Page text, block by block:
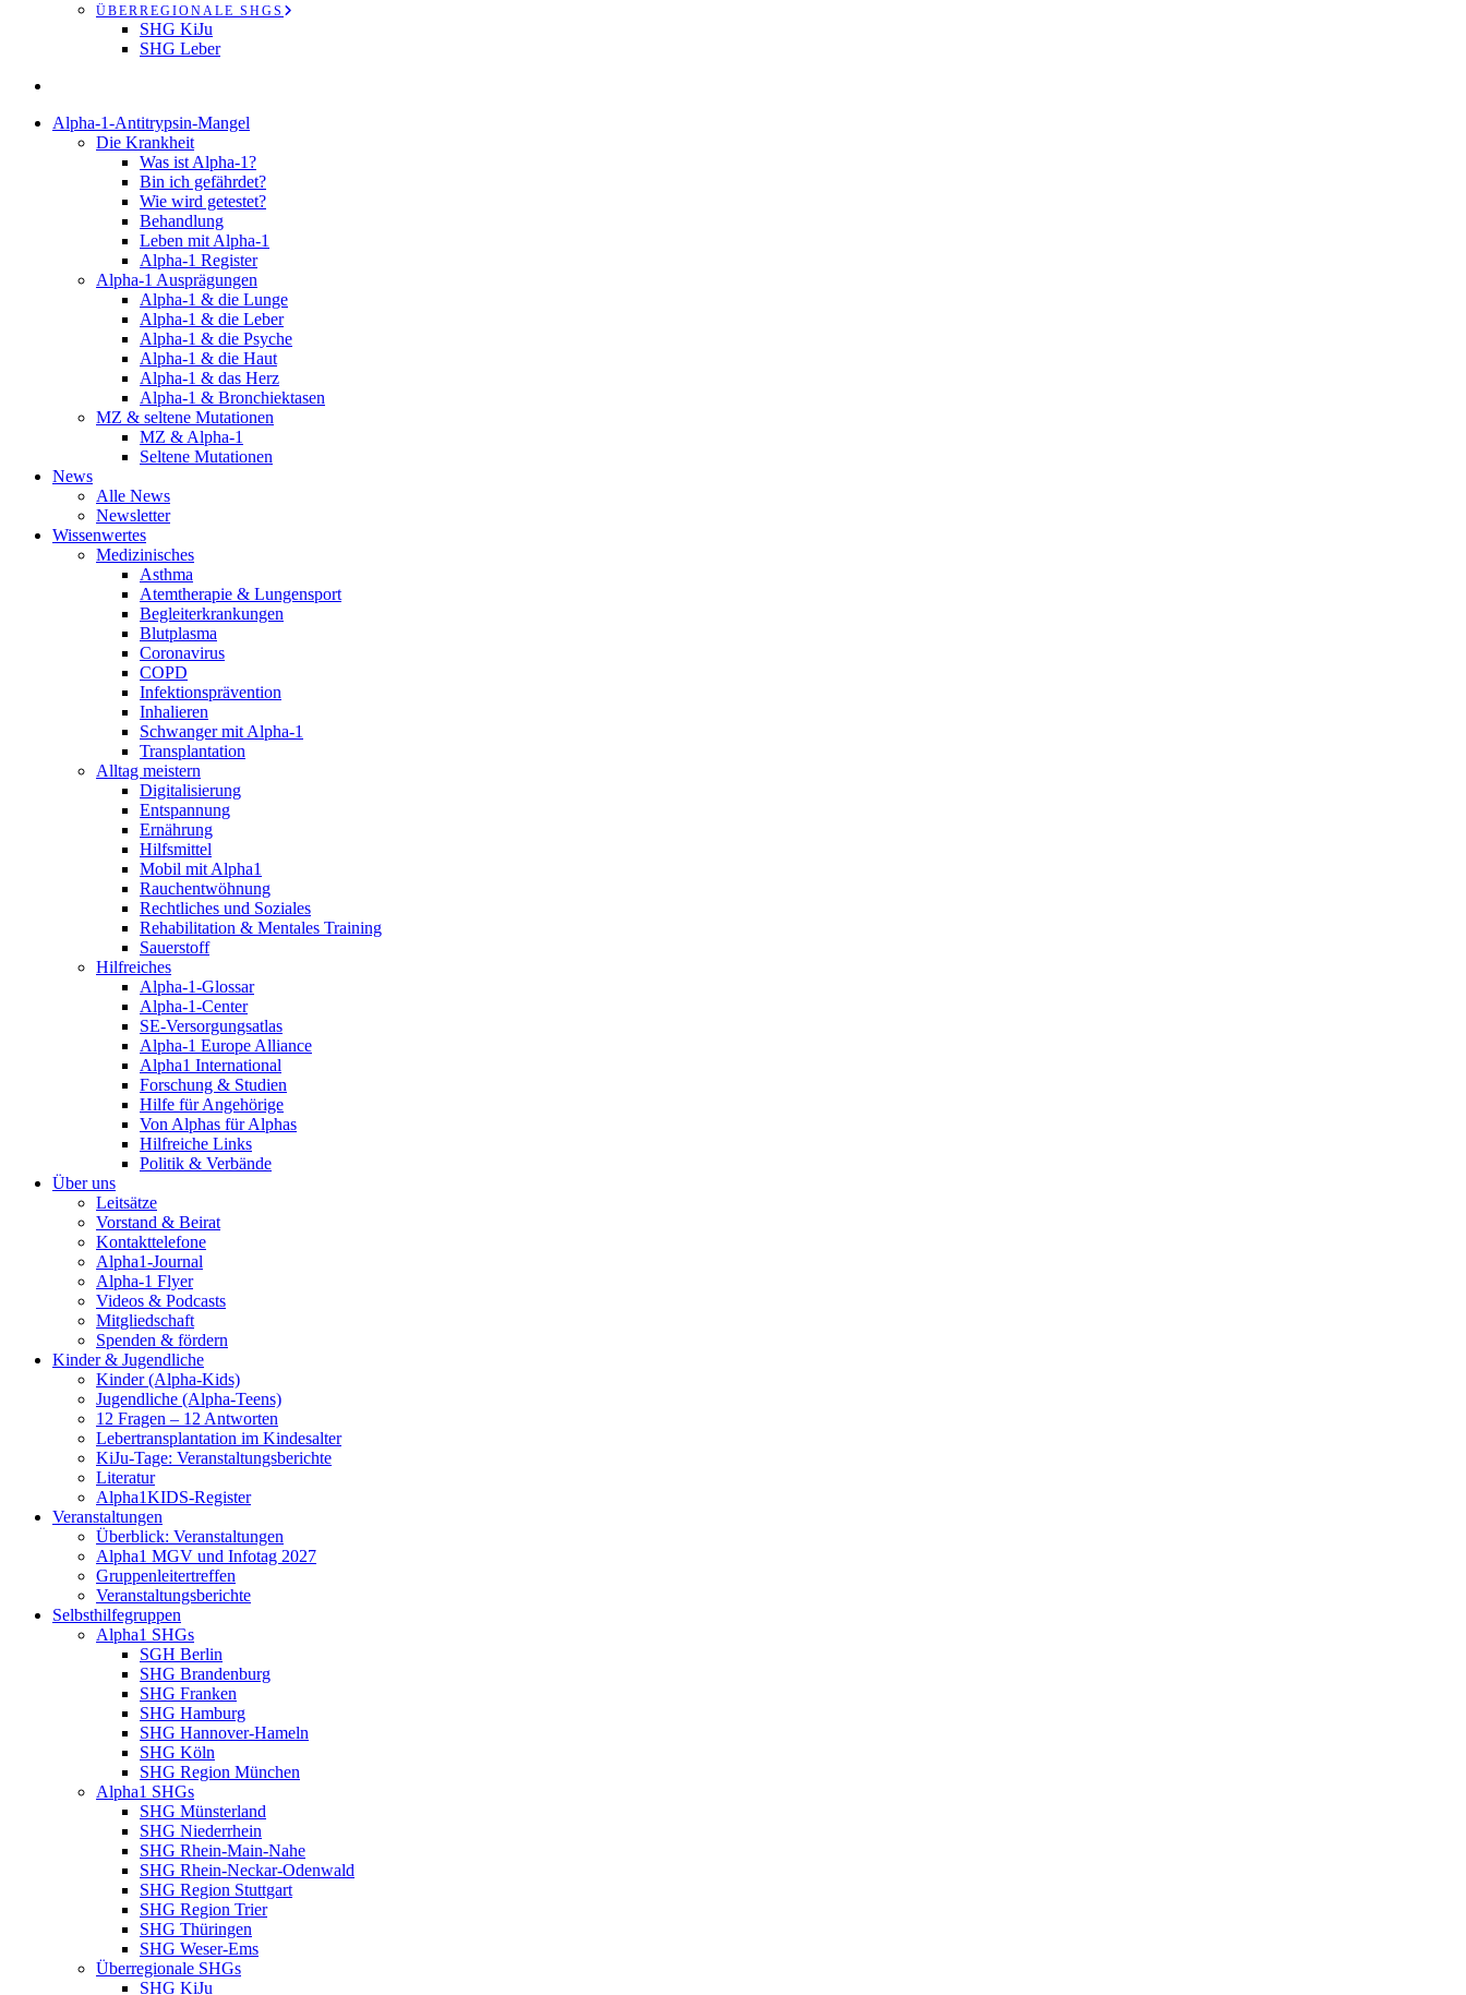
ÜBERREGIONALE SHGS
SHG KiJu
SHG Leber
Alpha-1-Antitrypsin-Mangel
Die Krankheit
Was ist Alpha-1?
Bin ich gefährdet?
Wie wird getestet?
Behandlung
Leben mit Alpha-1
Alpha-1 Register
Alpha-1 Ausprägungen
Alpha-1 & die Lunge
Alpha-1 & die Leber
Alpha-1 & die Psyche
Alpha-1 & die Haut
Alpha-1 & das Herz
Alpha-1 & Bronchiektasen
MZ & seltene Mutationen
MZ & Alpha-1
Seltene Mutationen
News
Alle News
Newsletter
Wissenwertes
Medizinisches
Asthma
Atemtherapie & Lungensport
Begleiterkrankungen
Blutplasma
Coronavirus
COPD
Infektionsprävention
Inhalieren
Schwanger mit Alpha-1
Transplantation
Alltag meistern
Digitalisierung
Entspannung
Ernährung
Hilfsmittel
Mobil mit Alpha1
Rauchentwöhnung
Rechtliches und Soziales
Rehabilitation & Mentales Training
Sauerstoff
Hilfreiches
Alpha-1-Glossar
Alpha-1-Center
SE-Versorgungsatlas
Alpha-1 Europe Alliance
Alpha1 International
Forschung & Studien
Hilfe für Angehörige
Von Alphas für Alphas
Hilfreiche Links
Politik & Verbände
Über uns
Leitsätze
Vorstand & Beirat
Kontakttelefone
Alpha1-Journal
Alpha-1 Flyer
Videos & Podcasts
Mitgliedschaft
Spenden & fördern
Kinder & Jugendliche
Kinder (Alpha-Kids)
Jugendliche (Alpha-Teens)
12 Fragen – 12 Antworten
Lebertransplantation im Kindesalter
KiJu-Tage: Veranstaltungsberichte
Literatur
Alpha1KIDS-Register
Veranstaltungen
Überblick: Veranstaltungen
Alpha1 MGV und Infotag 2027
Gruppenleitertreffen
Veranstaltungsberichte
Selbsthilfegruppen
Alpha1 SHGs
SGH Berlin
SHG Brandenburg
SHG Franken
SHG Hamburg
SHG Hannover-Hameln
SHG Köln
SHG Region München
Alpha1 SHGs
SHG Münsterland
SHG Niederrhein
SHG Rhein-Main-Nahe
SHG Rhein-Neckar-Odenwald
SHG Region Stuttgart
SHG Region Trier
SHG Thüringen
SHG Weser-Ems
Überregionale SHGs
SHG KiJu